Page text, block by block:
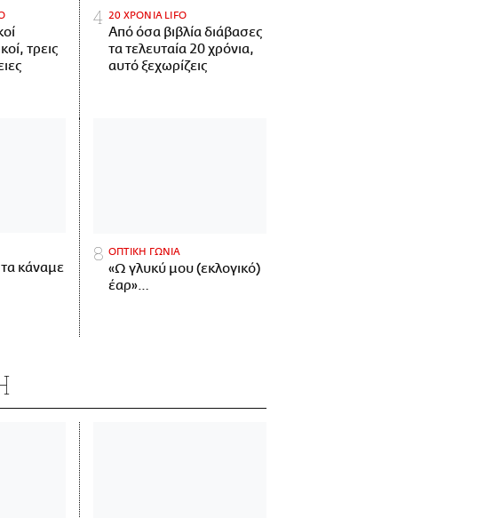
τρεις
20 ΧΡΟΝΙΑ LIFO
Από όσα βιβλία διάβασες
τα τελευταία 20 χρόνια,
αυτό ξεχωρίζεις
κάναμε
ΟΠΤΙΚΗ ΓΩΝΙΑ
«Ω γλυκύ μου (εκλογικό)
έαρ»…